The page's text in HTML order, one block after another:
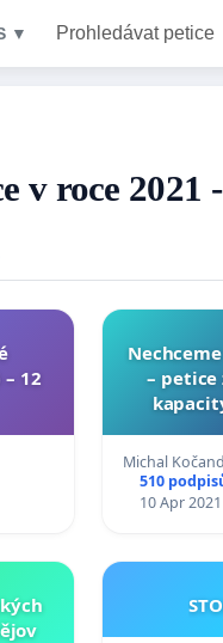
▼ Prohledávat petice
v roce 2021
12
– petice
Michal
510
10 Apr 2021